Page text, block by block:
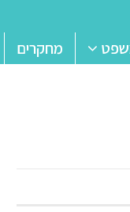
מחקרים